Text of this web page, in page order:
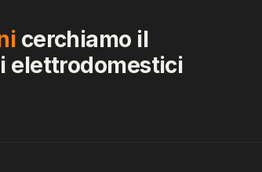
cerchiamo il
elettrodomestici